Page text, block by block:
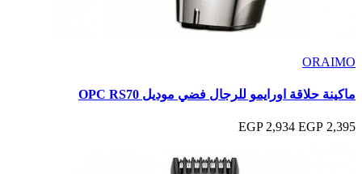
ORAIMO
ماكينة حلاقة اورايمو للرجال فضي موديل OPC RS70
2,395 EGP
2,934 EGP